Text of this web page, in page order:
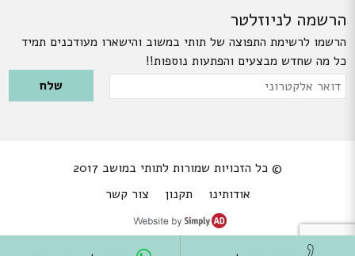
הרשמה לניוזלטר
הרשמו לרשימת התפוצה של תותי במשוב והישארו מעודכנים תמיד
כל מה שחדש מבצעים והפתעות נוספות!!
Please leave this field empty.
דואר
© כל הזכויות שמורות לתותי במושב 2017
אודותינו
תקנון צור קשר